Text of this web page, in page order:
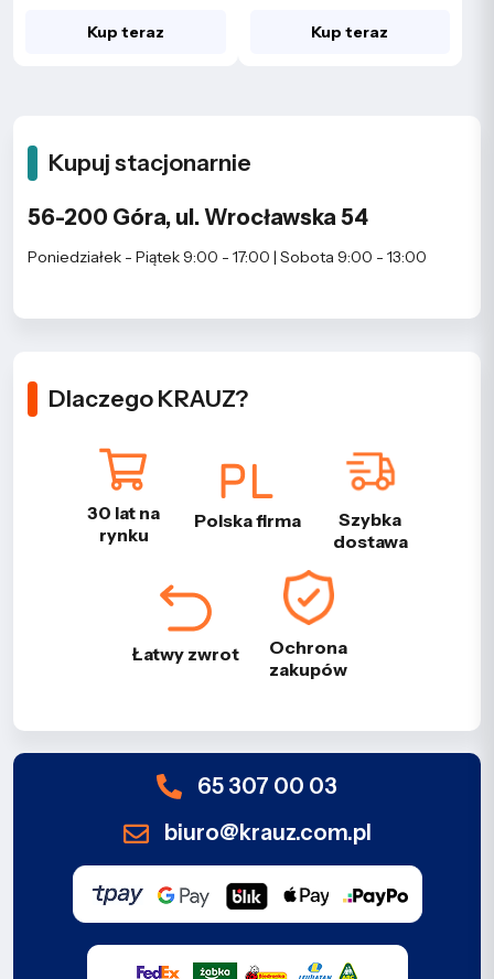
Kup teraz Kup teraz
Kupuj stacjonarnie
56-200 Góra, ul. Wrocławska 54
Poniedziałek - Piątek 9:00 - 17:00 | Sobota 9:00 - 13:00
Dlaczego KRAUZ?
30 lat na
rynku
Polska firma
Szybka
dostawa
Łatwy zwrot
Ochrona
zakupów
65 307 00 03
biuro@krauz.com.pl